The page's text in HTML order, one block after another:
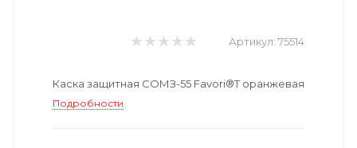
Артикул: 75514
Каска защитная СОМЗ-55 Favori®T оранжевая
Подробности